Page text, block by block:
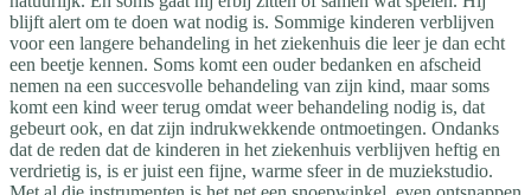
blijft alert om te doen wat nodig is. Sommige kinderen verblijven
voor een langere behandeling in het ziekenhuis die leer je dan echt
een beetje kennen. Soms komt een ouder bedanken en afscheid
nemen na een succesvolle behandeling van zijn kind, maar soms
komt een kind weer terug omdat weer behandeling nodig is, dat
gebeurt ook, en dat zijn indrukwekkende ontmoetingen. Ondanks
dat de reden dat de kinderen in het ziekenhuis verblijven heftig en
verdrietig is, is er juist een fijne, warme sfeer in de muziekstudio.